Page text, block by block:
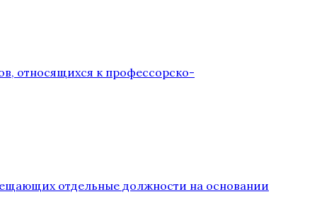
относящихся к профессорско-
отдельные должности на основании